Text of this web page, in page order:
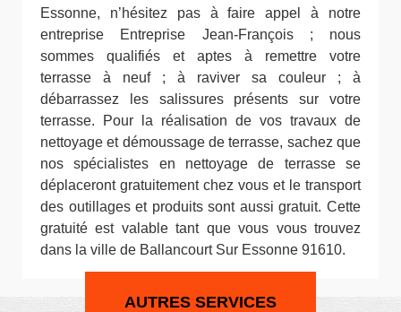
Essonne, n’hésitez pas à faire appel à notre
entreprise Entreprise Jean-François ; nous
sommes qualifiés et aptes à remettre votre
terrasse à neuf ; à raviver sa couleur ; à
débarrassez les salissures présents sur votre
terrasse. Pour la réalisation de vos travaux de
nettoyage et démoussage de terrasse, sachez que
nos spécialistes en nettoyage de terrasse se
déplaceront gratuitement chez vous et le transport
des outillages et produits sont aussi gratuit. Cette
gratuité est valable tant que vous vous trouvez
dans la ville de Ballancourt Sur Essonne 91610.
AUTRES SERVICES